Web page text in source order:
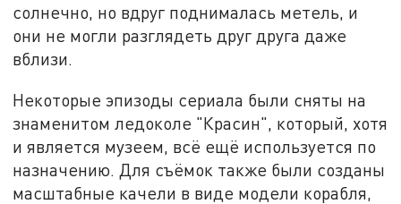
солнечно, но вдруг поднималась метель, и
они не могли разглядеть друг друга даже
вблизи.
Некоторые эпизоды сериала были сняты на
знаменитом ледоколе "Красин", который, хотя
и является музеем, всё ещё используется по
назначению. Для съёмок также были созданы
масштабные качели в виде модели корабля,